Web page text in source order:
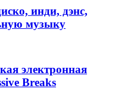
инди, дэнс,
музыку
электронная
Breaks